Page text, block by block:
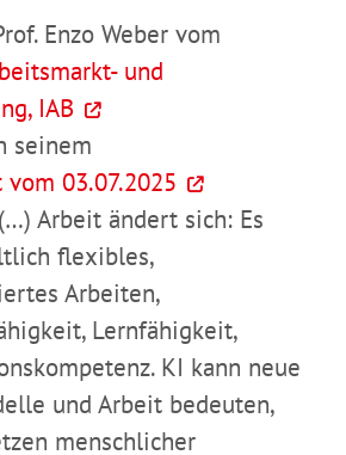
Enzo Weber vom
und
IAB
seinem
03.07.2025
Arbeit ändert sich: Es
flexibles,
Arbeiten,
Lernfähigkeit,
KI kann neue
und Arbeit bedeuten,
menschlicher